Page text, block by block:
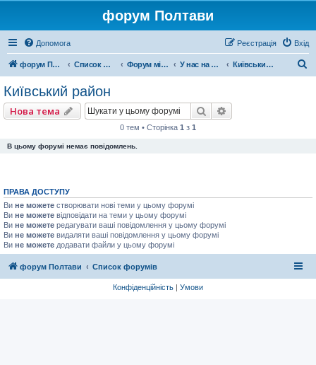
форум Полтави
Допомога Вхід
Реєстрація
форум Полтави Список форумів Форум міста Полтава У нас на рйоні Київський район
Київський район
Нова тема Пошук
0 тем • Сторінка 1 з 1
В цьому форумі немає повідомлень.
ПРАВА ДОСТУПУ
Ви не можете створювати нові теми у цьому форумі
Ви не можете відповідати на теми у цьому форумі
Ви не можете редагувати ваші повідомлення у цьому форумі
Ви не можете видаляти ваші повідомлення у цьому форумі
Ви не можете додавати файли у цьому форумі
форум Полтави Список форумів
Конфіденційність | Умови